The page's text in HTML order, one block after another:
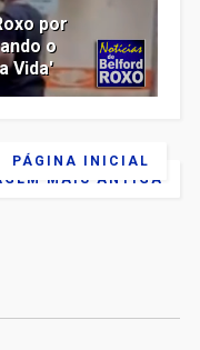
por
o
Vida'
MAIS ANTIGA
PÁGINA INICIAL